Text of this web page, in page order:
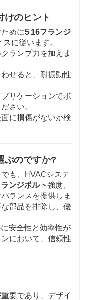
けのヒント
めに5 16フランジ
に従います。
ランプ力を加えま
せると、耐振動性
リケーションでボ
さい。
に損傷がないか検
ぶのですか?
も、HVACシステ
ンジボルト強度、
ランスを提供しま
部品を排除し、優
安全性と効率性が
において、信頼性
要であり、デザイ